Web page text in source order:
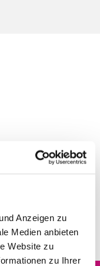
Anzeigen zu
Medien anbieten
Website zu
zu Ihrer